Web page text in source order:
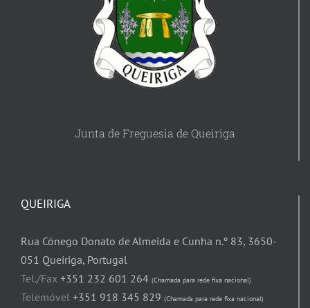
Junta de Freguesia de Queiriga
QUEIRIGA
Rua Cónego Donato de Almeida e Cunha n.º 83, 3650-
051 Queiriga, Portugal
Tel./Fax +351 232 601 264 (Chamada para rede fixa nacional)
Telemóvel +351 918 345 829 (Chamada para rede fixa nacional)